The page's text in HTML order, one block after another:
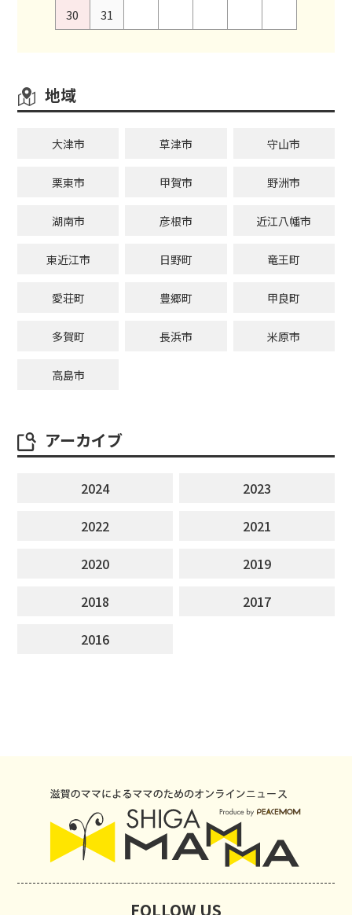
30
31
地域
大津市 草津市 守山市
栗東市 甲賀市 野洲市
湖南市 彦根市 近江八幡市
東近江市 日野町 竜王町
愛荘町 豊郷町 甲良町
多賀町 長浜市 米原市
高島市
アーカイブ
2024
2023
2022
2021
2020
2019
2018
2017
2016
FOLLOW US